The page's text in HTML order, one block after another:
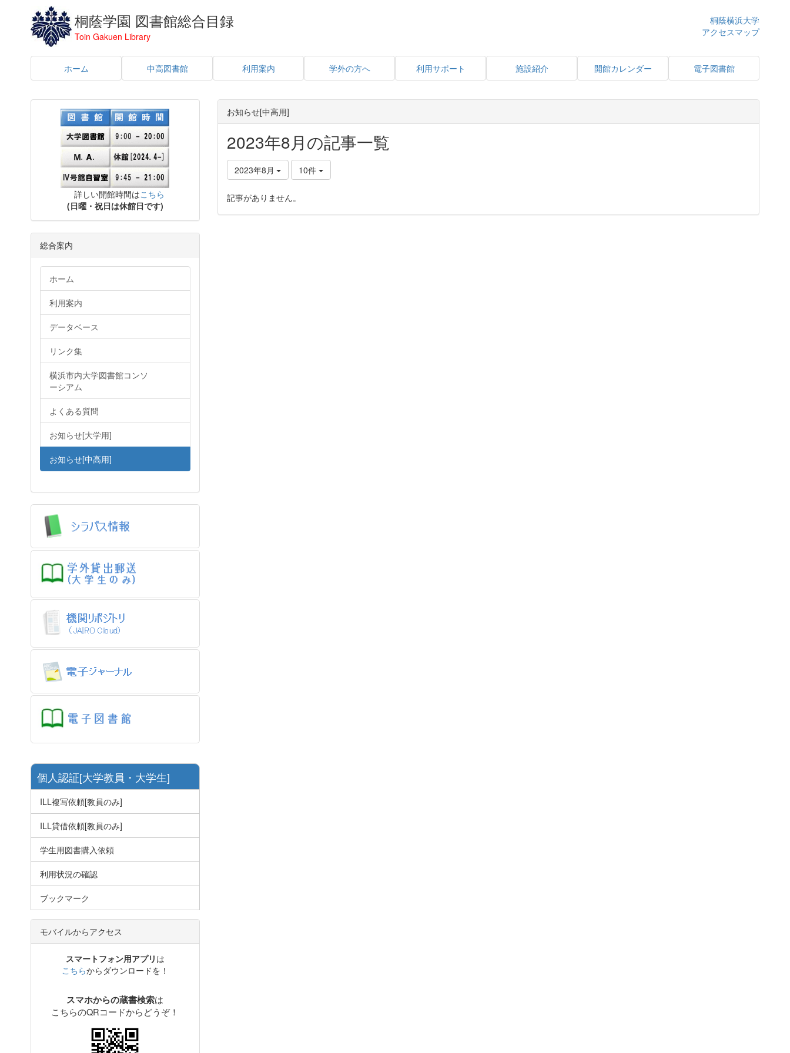
桐蔭学園 図書館総合目録
Toin Gakuen Library
桐蔭横浜大学
アクセスマップ
ホーム 中高図書館 利用案内 学外の方へ 利用サポート 施設紹介 開館カレンダー 電子図書館
お知らせ[中高用]
2023年8月の記事一覧
2023年8月 10件
記事がありません。
詳しい開館時間はこちら
(日曜・祝日は休館日です)
総合案内
ホーム
利用案内
データベース
リンク集
横浜市内大学図書館コンソ
ーシアム
よくある質問
お知らせ[大学用]
お知らせ[中高用]
個人認証[大学教員・大学生]
ILL複写依頼[教員のみ]
ILL貸借依頼[教員のみ]
学生用図書購入依頼
利用状況の確認
ブックマーク
モバイルからアクセス
スマートフォン用アプリ は
こちらからダウンロードを！
スマホからの蔵書検索は
こちらのQRコードからどうぞ！